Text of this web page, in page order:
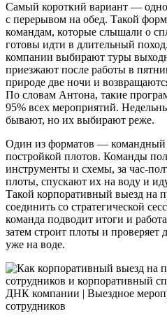
Самый короткий вариант —
с перерывом на обед. Такой
командам, которые слышали о
готовы идти в длительный
компании выбирают туры
приезжают после работы в
природе две ночи и
По словам Антона, такие
95% всех мероприятий.
бывают, но их выбирают реже.
Один из форматов — командный
постройкой плотов. Команды
инструменты и схемы, за час-
плоты, спускают их на воду и
Такой корпоративный выезд на
соединить со стратегической
команда подводит итоги и
затем строит плоты и проверяет
уже на воде.